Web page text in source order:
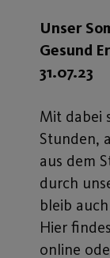
Unser
Gesund
31.07.23
Mit dabei
Stunden,
aus dem
durch
bleib
Hier
online